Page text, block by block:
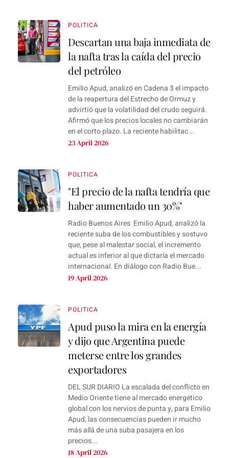
POLITICA
Descartan una baja inmediata de
la nafta tras la caída del precio
del petróleo
Emilio Apud, analizó en Cadena 3 el impacto
de la reapertura del Estrecho de Ormuz y
advirtió que la volatilidad del crudo seguirá.
Afirmó que los precios locales no cambiarán
en el corto plazo. La reciente habilitac...
23 April 2026
POLITICA
"El precio de la nafta tendría que
haber aumentado un 30%"
Radio Buenos Aires Emilio Apud, analizó la
reciente suba de los combustibles y sostuvo
que, pese al malestar social, el incremento
actual es inferior al que dictaría el mercado
internacional. En diálogo con Radio Bue...
19 April 2026
POLITICA
Apud puso la mira en la energía
y dijo que Argentina puede
meterse entre los grandes
exportadores
DEL SUR DIARIO La escalada del conflicto en
Medio Oriente tiene al mercado energético
global con los nervios de punta y, para Emilio
Apud, las consecuencias pueden ir mucho
más allá de una suba pasajera en los
precios...
18 April 2026